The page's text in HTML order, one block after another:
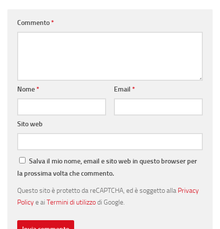
Commento*
Nome* Email *
Sito web
Salva il mio nome, email e sito web in questo browser per
la prossima volta che commento.
Questo sito è protetto da reCAPTCHA, ed è soggetto alla Privacy
Policye ai Termini di utilizzodi Google.